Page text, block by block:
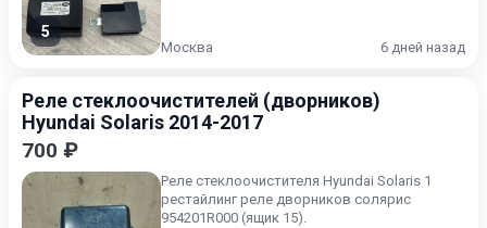
5
Москва 6 дней назад
Реле стеклоочистителей (дворников)
Hyundai Solaris 2014-2017
700 ₽
Реле стеклоочистителя Hyundai Solaris 1
рестайлинг реле дворников солярис
954201R000 (ящик 15).